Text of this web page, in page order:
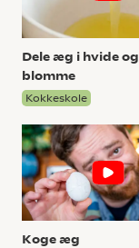
Dele æg i hvide og
blomme
Kokkeskole
Koge æg